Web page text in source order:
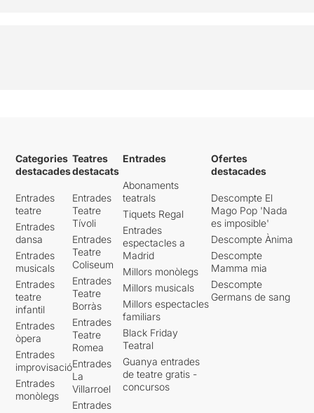
Categories
destacades
Entrades
teatre
Entrades
dansa
Entrades
musicals
Entrades
teatre
infantil
Entrades
òpera
Entrades
improvisació
Entrades
monòlegs
Teatres
destacats
Entrades
Teatre
Tívoli
Entrades
Teatre
Coliseum
Entrades
Teatre
Borràs
Entrades
Teatre
Romea
Entrades
La
Villarroel
Entrades
Entrades
Abonaments
teatrals
Tiquets Regal
Entrades
espectacles a
Madrid
Millors monòlegs
Millors musicals
Millors espectacles
familiars
Black Friday
Teatral
Guanya entrades
de teatre gratis -
concursos
Ofertes
destacades
Descompte El
Mago Pop 'Nada
es imposible'
Descompte Ànima
Descompte
Mamma mia
Descompte
Germans de sang